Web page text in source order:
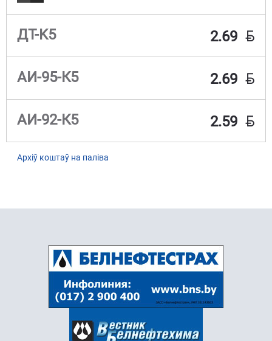
ДТ-K5 2.69 BYN
АИ-95-К5 2.69 BYN
АИ-92-К5 2.59 BYN
Архіў коштаў на паліва